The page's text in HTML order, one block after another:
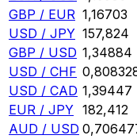
GBP / EUR 1,16703
USD / JPY 157,824
GBP / USD 1,34884
USD / CHF
USD / CAD 1,39447
EUR / JPY 182,412
AUD / USD